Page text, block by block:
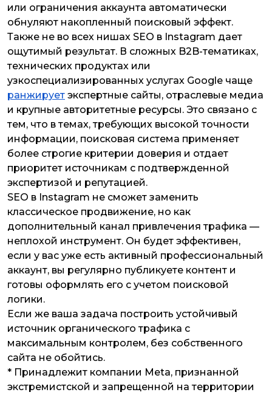
или ограничения аккаунта автоматически
обнуляют накопленный поисковый эффект.
Также не во всех нишах SEO в Instagram дает
ощутимый результат. В сложных B2B-тематиках,
технических продуктах или
узкоспециализированных услугах Google чаще
ранжирует экспертные сайты, отраслевые медиа
и крупные авторитетные ресурсы. Это связано с
тем, что в темах, требующих высокой точности
информации, поисковая система применяет
более строгие критерии доверия и отдает
приоритет источникам с подтвержденной
экспертизой и репутацией.
SEO в Instagram не сможет заменить
классическое продвижение, но как
дополнительный канал привлечения трафика —
неплохой инструмент. Он будет эффективен,
если у вас уже есть активный профессиональный
аккаунт, вы регулярно публикуете контент и
готовы оформлять его с учетом поисковой
логики.
Если же ваша задача построить устойчивый
источник органического трафика с
максимальным контролем, без собственного
сайта не обойтись.
* Принадлежит компании Meta, признанной
экстремистской и запрещенной на территории